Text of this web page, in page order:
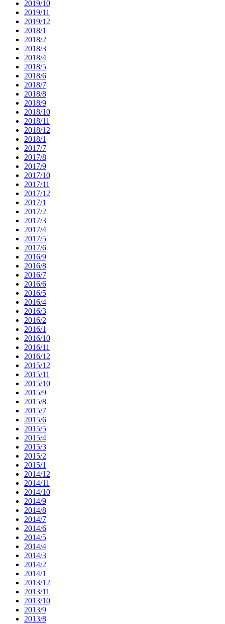
2019/10
2019/11
2019/12
2018/1
2018/2
2018/3
2018/4
2018/5
2018/6
2018/7
2018/8
2018/9
2018/10
2018/11
2018/12
2018/1
2017/7
2017/8
2017/9
2017/10
2017/11
2017/12
2017/1
2017/2
2017/3
2017/4
2017/5
2017/6
2016/9
2016/8
2016/7
2016/6
2016/5
2016/4
2016/3
2016/2
2016/1
2016/10
2016/11
2016/12
2015/12
2015/11
2015/10
2015/9
2015/8
2015/7
2015/6
2015/5
2015/4
2015/3
2015/2
2015/1
2014/12
2014/11
2014/10
2014/9
2014/8
2014/7
2014/6
2014/5
2014/4
2014/3
2014/2
2014/1
2013/12
2013/11
2013/10
2013/9
2013/8